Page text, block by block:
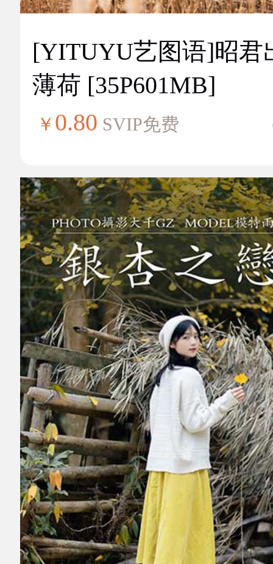
[YITUYU艺图语]昭君
薄荷 [35P601MB]
￥ 0.80 SVIP免费